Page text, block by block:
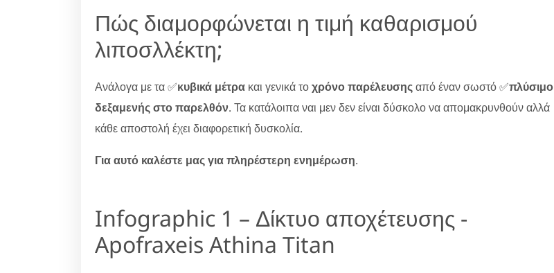
Πώς διαμορφώνεται η τιμή καθαρισμού
λιποσλλέκτη;
Ανάλογα με τα ✅κυβικά μέτρα και γενικά τοχρόνο παρέλευσηςαπό έναν σωστό ✅πλύσιμο
δεξαμενής στο παρελθόν. Τα κατάλοιπα ναι μεν δεν είναι δύσκολο να απομακρυνθούν αλλά
κάθε αποστολή έχει διαφορετική δυσκολία.
Για αυτό καλέστε μας για πληρέστερη ενημέρωση.
Infographic 1 – Δίκτυο αποχέτευσης -
Apofraxeis Athina Titan